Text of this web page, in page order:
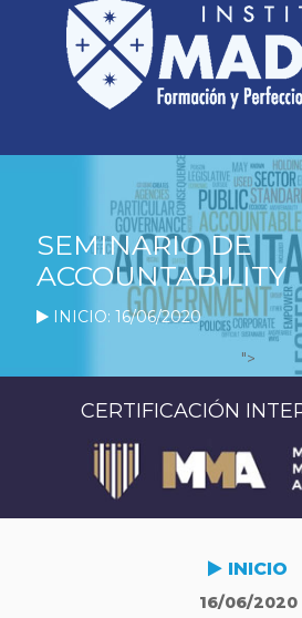
">
SEMINARIO DE
ACCOUNTABILITY
INICIO: 16/06/2020
CERTIFICACIÓN
INICIO
16/06/2020